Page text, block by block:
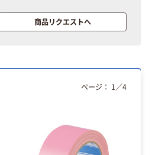
商品リクエストへ
ページ： 1 ／4